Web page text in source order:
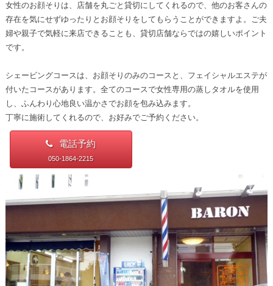
女性のお顔そりは、店舗を丸ごと貸切にしてくれるので、他のお客さんの
存在を気にせずゆったりとお顔そりをしてもらうことができますよ。ご夫
婦や親子で気軽に来店できることも、貸切店舗ならではの嬉しいポイント
です。
シェービングコースは、お顔そりのみのコースと、フェイシャルエステが
付いたコースがあります。全てのコースで女性専用の蒸しタオルを使用
し、ふんわり心地良い温かさでお顔を包み込みます。
丁寧に施術してくれるので、お好みでご予約ください。
電話予約
050-1864-2215